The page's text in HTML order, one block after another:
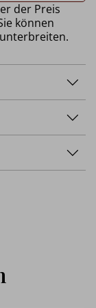
der Preis
können